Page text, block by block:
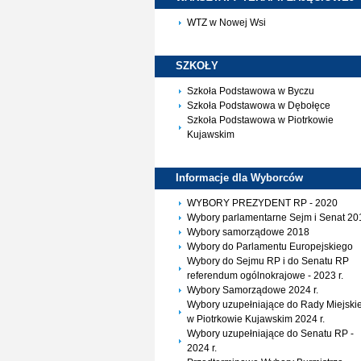
WTZ w Nowej Wsi
SZKOŁY
Szkoła Podstawowa w Byczu
Szkoła Podstawowa w Dębołęce
Szkoła Podstawowa w Piotrkowie
Kujawskim
Informacje dla Wyborców
WYBORY PREZYDENT RP - 2020
Wybory parlamentarne Sejm i Senat
Wybory samorządowe 2018
Wybory do Parlamentu Europejskiego
Wybory do Sejmu RP i do Senatu RP
referendum ogólnokrajowe - 2023 r.
Wybory Samorządowe 2024 r.
Wybory uzupełniające do Rady
w Piotrkowie Kujawskim 2024 r.
Wybory uzupełniające do Senatu RP -
2024 r.